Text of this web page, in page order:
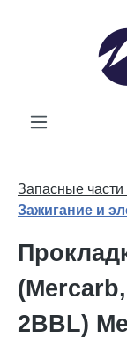
Запасные
Зажигание и
2BBL)